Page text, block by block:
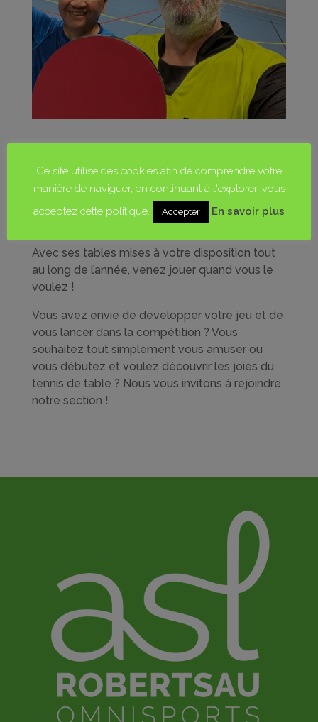
3, 2, 1 TOP SPIN !
La section tennis de table arrive à l’ASL La
Robertsau, et il y en aura pour les petits et les
Avec ses tables mises à votre disposition tout
au long de l’année, venez jouer quand vous le
voulez !
Vous avez envie de développer votre jeu et de
vous lancer dans la compétition ? Vous
souhaitez tout simplement vous amuser ou
vous débutez et voulez découvrir les joies du
tennis de table ? Nous vous invitons à rejoindre
notre section !
Ce site utilise des cookies afin de comprendre votre
manière de naviguer, en continuant à l'explorer, vous
acceptez cette politique.
Accepter En savoir plus